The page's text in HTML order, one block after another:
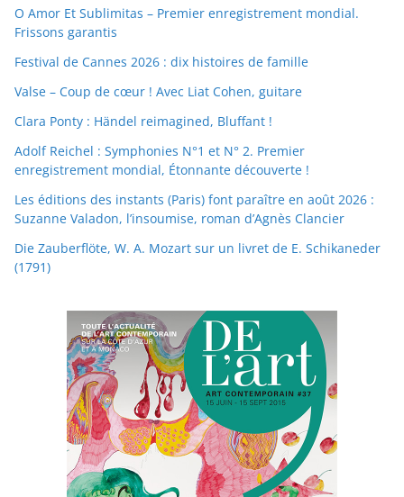
O Amor Et Sublimitas – Premier enregistrement mondial.
Frissons garantis
Festival de Cannes 2026 : dix histoires de famille
Valse – Coup de cœur ! Avec Liat Cohen, guitare
Clara Ponty : Händel reimagined, Bluffant !
Adolf Reichel : Symphonies N°1 et N° 2. Premier
enregistrement mondial, Étonnante découverte !
Les éditions des instants (Paris) font paraître en août 2026 :
Suzanne Valadon, l’insoumise, roman d’Agnès Clancier
Die Zauberflöte, W. A. Mozart sur un livret de E. Schikaneder
(1791)